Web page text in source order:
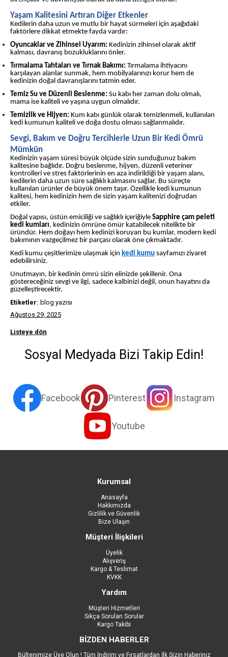
Yaşam Kalitesini Artıran Diğer Etkenler
Kedilerin daha uzun ve mutlu bir hayat sürmeleri için aşağıdaki
faktörlere dikkat etmekte fayda vardır:
Oyuncaklar ve Zihinsel Uyarım: Kedinizin zihinsel olarak aktif
kalması, davranış bozukluklarını önler.
Tırmalama Tahtaları ve Tırnak Bakımı: Tırmalama ihtiyacını
karşılayan alanlar sunmak, hem mobilyalarınızı korur hem de
kedinizin doğal davranışlarını tatmin eder.
Temiz Su ve Düzenli Beslenme: Su kabı her zaman dolu olmalı,
mama ise kaliteli ve yaşına uygun olmalıdır.
Temizlik ve Hijyen: Kum kabı günlük olarak temizlenmeli, kullanılan
kedi kumunun kaliteli ve doğa dostu olması sağlanmalıdır.
Sevgi, Bakım ve Doğru Tercihlerle Uzun Bir Kedi Ömrü
Mümkün
Kedinizin yaşam süresi büyük ölçüde sizin sunduğunuz bakım
kalitesine bağlıdır. Doğru beslenme, hijyen, düzenli veteriner
kontrolleri ve stres faktörlerinin en aza indirildiği bir yaşam alanı,
kedilerin daha uzun süre sağlıklı kalmasını sağlar. Bu süreçte
kullanılan ürünler de büyük önem taşır. Özellikle kedi kumunun
kalitesi, hem kedinizin hem de sizin yaşam kalitenizi doğrudan
etkiler.
Doğal yapısı, üstün emiciliği ve sağlıklı içeriğiyle Sapphire çam peleti
kedi kumları, kedinizin ömrüne ömür katabilecek nitelikte bir
üründür. Hem doğayı hem kedinizi koruyan bu kumlar, modern kedi
bakımının vazgeçilmez bir parçası olarak öne çıkmaktadır.
Kedi kumu çeşitlerimize ulaşmak için kedi kumu sayfamızı ziyaret
edebilirsiniz.
Unutmayın, bir kedinin ömrü sizin elinizde şekillenir. Ona
göstereceğiniz sevgi ve ilgi, sadece kalbinizi değil, onun hayatını da
güzelleştirecektir.
Etiketler: blog yazısı
Ağustos 29, 2025
Listeye dön
Sosyal Medyada Bizi Takip Edin!
Facebook Pinterest Instagram
Youtube
Kurumsal
Anasayfa
Hakkımızda
Gizlilik ve Güvenlik
Bize Ulaşın
Müşteri İlişkileri
Üyelik
Alışveriş
Kargo & Teslimat
KVKK
Yardım
Müşteri Hizmetleri
Sıkça Sorulan Sorular
Kargo Takibi
BİZDEN HABERLER
Bültenimize Üye Olun ! Tüm İndirim ve Fırsatlardan İlk Sizin Haberiniz